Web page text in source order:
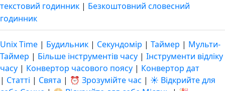
текстовий годинник | Безкоштовний словесний
годинник
Unix Time | Будильник | Секундомір | Таймер | Мульти-
Таймер | Більше інструментів часу | Інструменти відліку
часу | Конвертор часового поясу | Конвертор дат
| Статті | Свята | ⏰ Зрозумійте час | ☀️ Відкрийте для